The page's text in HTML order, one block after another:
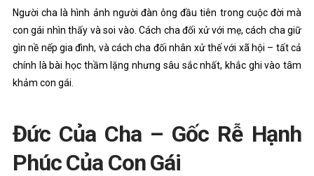
Người cha là hình ảnh người đàn ông đầu tiên trong cuộc đời mà
con gái nhìn thấy và soi vào. Cách cha đối xử với mẹ, cách cha giữ
gìn nề nếp gia đình, và cách cha đối nhân xử thế với xã hội – tất cả
chính là bài học thầm lặng nhưng sâu sắc nhất, khắc ghi vào tâm
khảm con gái.
Đức Của Cha – Gốc Rễ Hạnh
Phúc Của Con Gái